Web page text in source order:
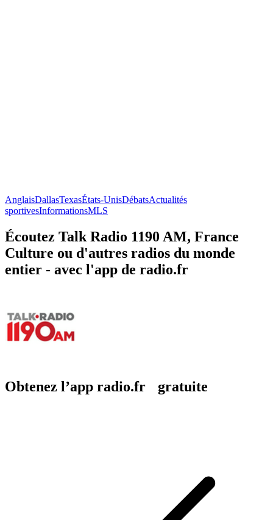
AnglaisDallasTexasÉtats-UnisDébatsActualités
sportivesInformationsMLS
Écoutez Talk Radio 1190 AM, France
Culture ou d'autres radios du monde
entier - avec l'app de radio.fr
Obtenez l’app radio.fr gratuite